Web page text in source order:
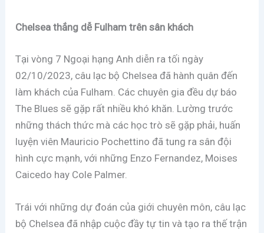
Chelsea thắng dễ Fulham trên sân khách
Tại vòng 7 Ngoại hạng Anh diễn ra tối ngày
02/10/2023, câu lạc bộ Chelsea đã hành quân đến
làm khách của Fulham. Các chuyên gia đều dự báo
The Blues sẽ gặp rất nhiều khó khăn. Lường trước
những thách thức mà các học trò sẽ gặp phải, huấn
luyện viên Mauricio Pochettino đã tung ra sân đội
hình cực mạnh, với những Enzo Fernandez, Moises
Caicedo hay Cole Palmer.
Trái với những dự đoán của giới chuyên môn, câu lạc
bộ Chelsea đã nhập cuộc đầy tự tin và tạo ra thế trận